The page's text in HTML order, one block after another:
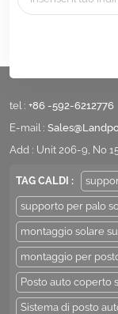
tel : +86 -592-6212776
E-mail :
Add : Unit 206-9, No
TAG CALDI :
supporto per palo
montaggio solare
montaggio per
Posto auto coperto
Sistema di posto